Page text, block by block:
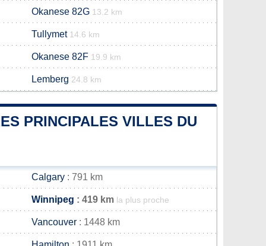
Okanese 82G 13.2 km
Tullymet 14.6 km
Okanese 82F 19.9 km
Lemberg 24.8 km
PRINCIPALES VILLES DU
Calgary : 791 km
Winnipeg : 419 km la plus proche
Vancouver : 1448 km